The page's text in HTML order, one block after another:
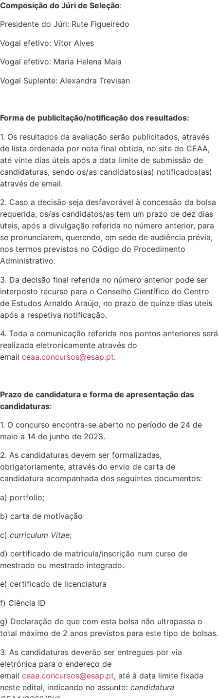
Composição do Júri de Seleção:
Presidente do Júri: Rute Figueiredo
Vogal efetivo: Vitor Alves
Vogal efetivo: Maria Helena Maia
Vogal Suplente: Alexandra Trevisan
Forma de publicitação/notificação dos resultados:
1. Os resultados da avaliação serão publicitados, através
de lista ordenada por nota final obtida, no site do CEAA,
até vinte dias úteis após a data limite de submissão de
candidaturas, sendo os/as candidatos(as) notificados(as)
através de email.
2. Caso a decisão seja desfavorável à concessão da bolsa
requerida, os/as candidatos/as tem um prazo de dez dias
uteis, após a divulgação referida no número anterior, para
se pronunciarem, querendo, em sede de audiência prévia,
nos termos previstos no Código do Procedimento
Administrativo.
3. Da decisão final referida no número anterior pode ser
interposto recurso para o Conselho Científico do Centro
de Estudos Arnaldo Araújo, no prazo de quinze dias uteis
após a respetiva notificação.
4. Toda a comunicação referida nos pontos anteriores será
realizada eletronicamente através do
email ceaa.concursos@esap.pt.
Prazo de candidatura e forma de apresentação das
candidaturas:
1. O concurso encontra-se aberto no período de 24 de
maio a 14 de junho de 2023.
2. As candidaturas devem ser formalizadas,
obrigatoriamente, através do envio de carta de
candidatura acompanhada dos seguintes documentos:
a) portfolio;
b) carta de motivação
c) curriculum Vitae;
d) certificado de matricula/inscrição num curso de
mestrado ou mestrado integrado.
e) certificado de licenciatura
f) Ciência ID
g) Declaração de que com esta bolsa não ultrapassa o
total máximo de 2 anos previstos para este tipo de bolsas.
3. As candidaturas deverão ser entregues por via
eletrónica para o endereço de
email ceaa.concursos@esap.pt, até à data limite fixada
neste edital, indicando no assunto: candidatura